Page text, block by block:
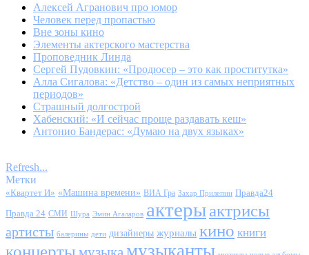
Алексей Агранович про юмор
Человек перед пропастью
Вне зоны кино
Элементы актерского мастерства
Проповедник Линда
Сергей Пудовкин: «Продюсер – это как проститутка»
Алла Сигалова: «Детство – один из самых неприятных
периодов»
Страшный долгострой
Хабенский: «И сейчас проще раздавать кеш»
Антонио Бандерас: «Думаю на двух языках»
Refresh...
Метки
«Квартет И» «Машина времени» ВИА Гра Захар Прилепин Правда24
Правда 24 СМИ Шура Эмин Агаларов актерыактрисы
артисты балерины дети дизайнеры журналы кино книги
концерты музыканты